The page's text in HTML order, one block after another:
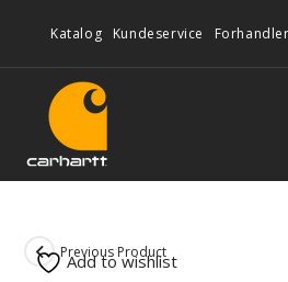
Katalog Kundeservice
Previous Product
Add to wishlist